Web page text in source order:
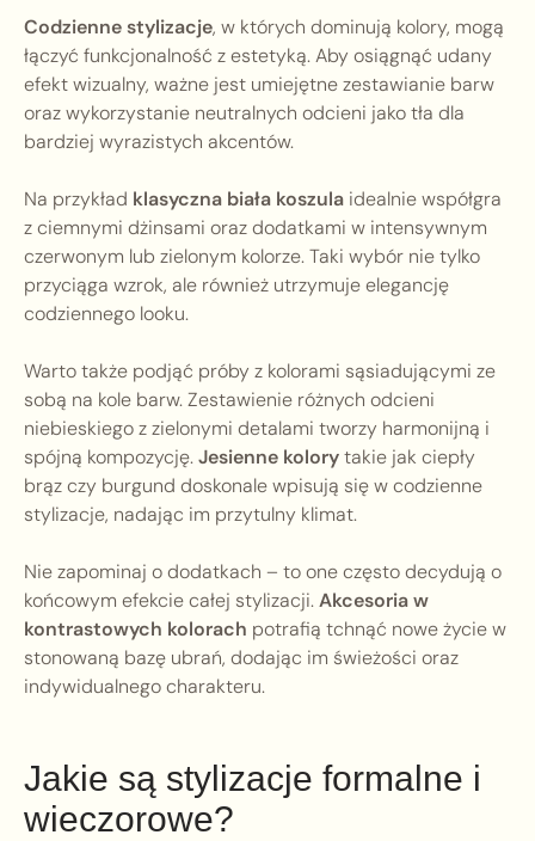
Codzienne stylizacje, w których dominują kolory, mogą
łączyć funkcjonalność z estetyką. Aby osiągnąć udany
efekt wizualny, ważne jest umiejętne zestawianie barw
oraz wykorzystanie neutralnych odcieni jako tła dla
bardziej wyrazistych akcentów.
Na przykład klasyczna biała koszula idealnie współgra
z ciemnymi dżinsami oraz dodatkami w intensywnym
czerwonym lub zielonym kolorze. Taki wybór nie tylko
przyciąga wzrok, ale również utrzymuje elegancję
codziennego looku.
Warto także podjąć próby z kolorami sąsiadującymi ze
sobą na kole barw. Zestawienie różnych odcieni
niebieskiego z zielonymi detalami tworzy harmonijną i
spójną kompozycję.Jesienne kolorytakie jak ciepły
brąz czy burgund doskonale wpisują się w codzienne
stylizacje, nadając im przytulny klimat.
Nie zapominaj o dodatkach – to one często decydują o
końcowym efekcie całej stylizacji.Akcesoria w
kontrastowych kolorach potrafią tchnąć nowe życie w
stonowaną bazę ubrań, dodając im świeżości oraz
indywidualnego charakteru.
Jakie są stylizacje formalne i
wieczorowe?